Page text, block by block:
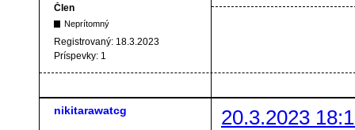
Člen
Neprítomný
Registrovaný: 18.3.2023
Príspevky: 1
nikitarawatcg 20.3.2023